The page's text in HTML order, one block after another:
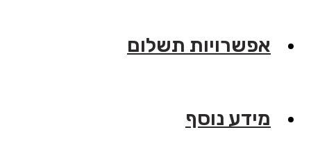
אפשרויות תשלום
מידע נוסף